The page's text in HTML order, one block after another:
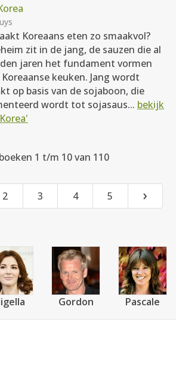
Koreaans eten zo smaakvol?
zit in de jang, de sauzen die al
jaren het fundament vormen
keuken. Jang wordt
op basis van de sojaboon, die
wordt tot sojasaus... bekijk
1 t/m 10 van 110
2 3 4 5 ›
Gordon Pascale